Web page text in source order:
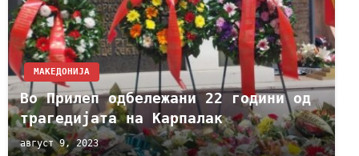
МАКЕДОНИЈА
Во Прилеп одбележани 22 години од
трагедијата на Карпалак
август 9, 2023